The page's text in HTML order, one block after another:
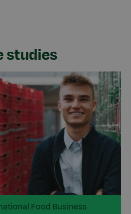
studies
Food Business